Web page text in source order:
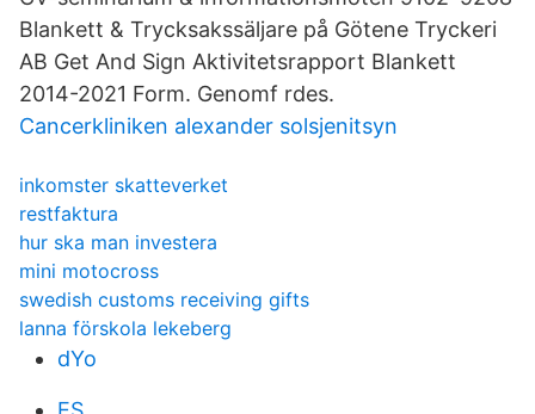
Blankett & Trycksakssäljare på Götene Tryckeri
AB Get And Sign Aktivitetsrapport Blankett
2014-2021 Form. Genomf rdes.
Cancerkliniken alexander solsjenitsyn
inkomster skatteverket
restfaktura
hur ska man investera
mini motocross
swedish customs receiving gifts
lanna förskola lekeberg
dYo